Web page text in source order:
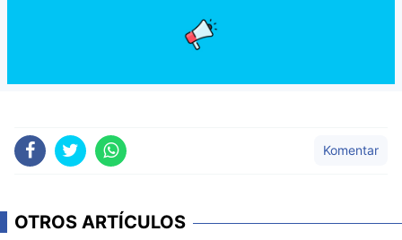
Komentar
OTROS ARTÍCULOS